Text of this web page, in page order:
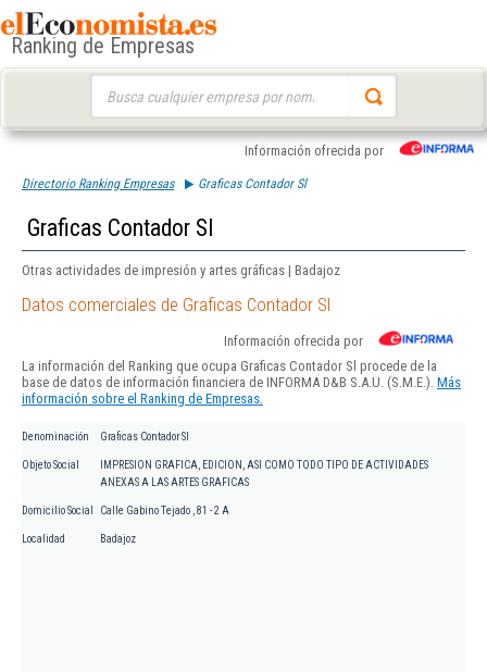
Ranking de Empresas
Información ofrecida por
Directorio Ranking Empresas Graficas Contador Sl
Graficas Contador Sl
Otras actividades de impresión y artes gráficas | Badajoz
Datos comerciales de Graficas Contador Sl
Información ofrecida por
La información del Ranking que ocupa Graficas Contador Sl procede de la
base de datos de información financiera de INFORMA D&B S.A.U. (S.M.E.). Más
información sobre el Ranking de Empresas.
Denominación Graficas Contador Sl
Objeto Social
IMPRESION GRAFICA, EDICION, ASI COMO TODO TIPO DE ACTIVIDADES
ANEXAS A LAS ARTES GRAFICAS
Domicilio Social Calle Gabino Tejado , 81 - 2 A
Localidad Badajoz